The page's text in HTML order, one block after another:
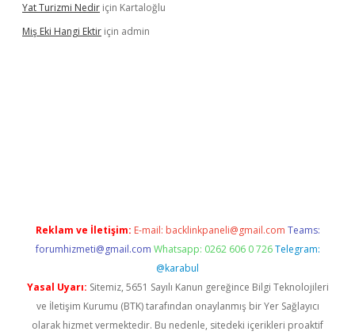
Yat Turizmi Nedir için Kartaloğlu
Miş Eki Hangi Ektir için admin
Reklam ve İletişim: E-mail: backlinkpaneli@gmail.com Teams:
forumhizmeti@gmail.com Whatsapp: 0262 606 0 726 Telegram:
@karabul
Yasal Uyarı: Sitemiz, 5651 Sayılı Kanun gereğince Bilgi Teknolojileri
ve İletişim Kurumu (BTK) tarafından onaylanmış bir Yer Sağlayıcı
olarak hizmet vermektedir. Bu nedenle, sitedeki içerikleri proaktif